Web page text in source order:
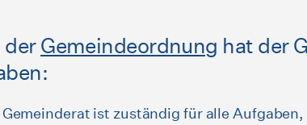
derGemeindeordnung hat der
Gemeinderat ist zuständig für alle